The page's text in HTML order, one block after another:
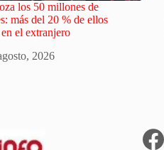
los 50 millones de
más del 20 % de ellos
el extranjero
2026